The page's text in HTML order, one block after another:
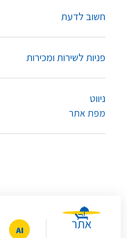
חשוב לדעת
פניות לשירות ומכירות
ניווט
מפת אתר
אתר